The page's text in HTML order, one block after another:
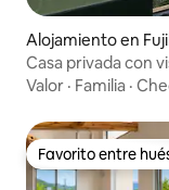
Alojamiento en
Casa privada con
el salón japonés
Valor · Familia ·
Favorito entre
Favorito entre